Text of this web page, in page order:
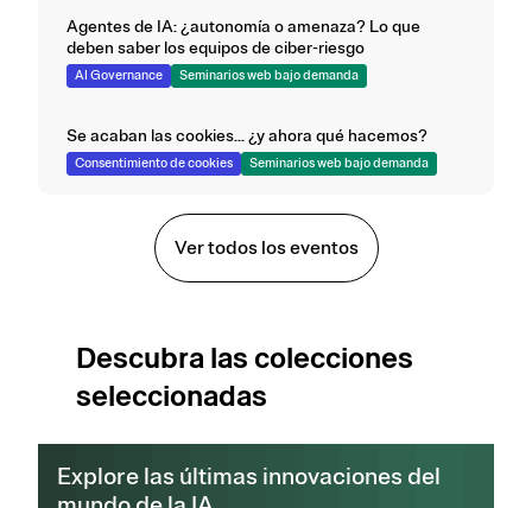
Agentes de IA: ¿autonomía o amenaza? Lo que
deben saber los equipos de ciber-riesgo
AI Governance Seminarios web bajo demanda
Se acaban las cookies... ¿y ahora qué hacemos?
Consentimiento de cookies Seminarios web bajo demanda
Ver todos los eventos
Descubra las colecciones
seleccionadas
Explore las últimas innovaciones del